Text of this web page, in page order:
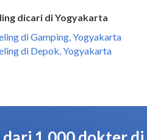
dicari di Yogyakarta
di Gamping, Yogyakarta
di Depok, Yogyakarta